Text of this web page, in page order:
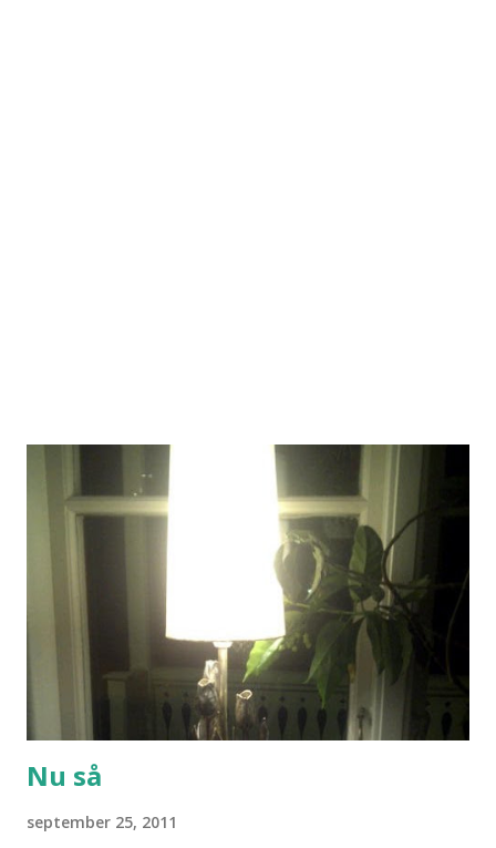
Nu så
september 25, 2011